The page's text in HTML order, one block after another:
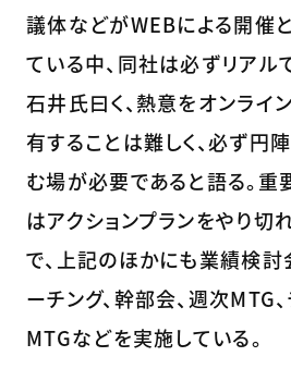
議体などがWEBによる開催
ている中、同社は必ずリアル
石井氏曰く、熱意をオンライ
有することは難しく、必ず円
む場が必要であると語る。重
はアクションプランをやり切
で、上記のほかにも業績検討
ーチング、幹部会、週次MTG
MTGなどを実施している。